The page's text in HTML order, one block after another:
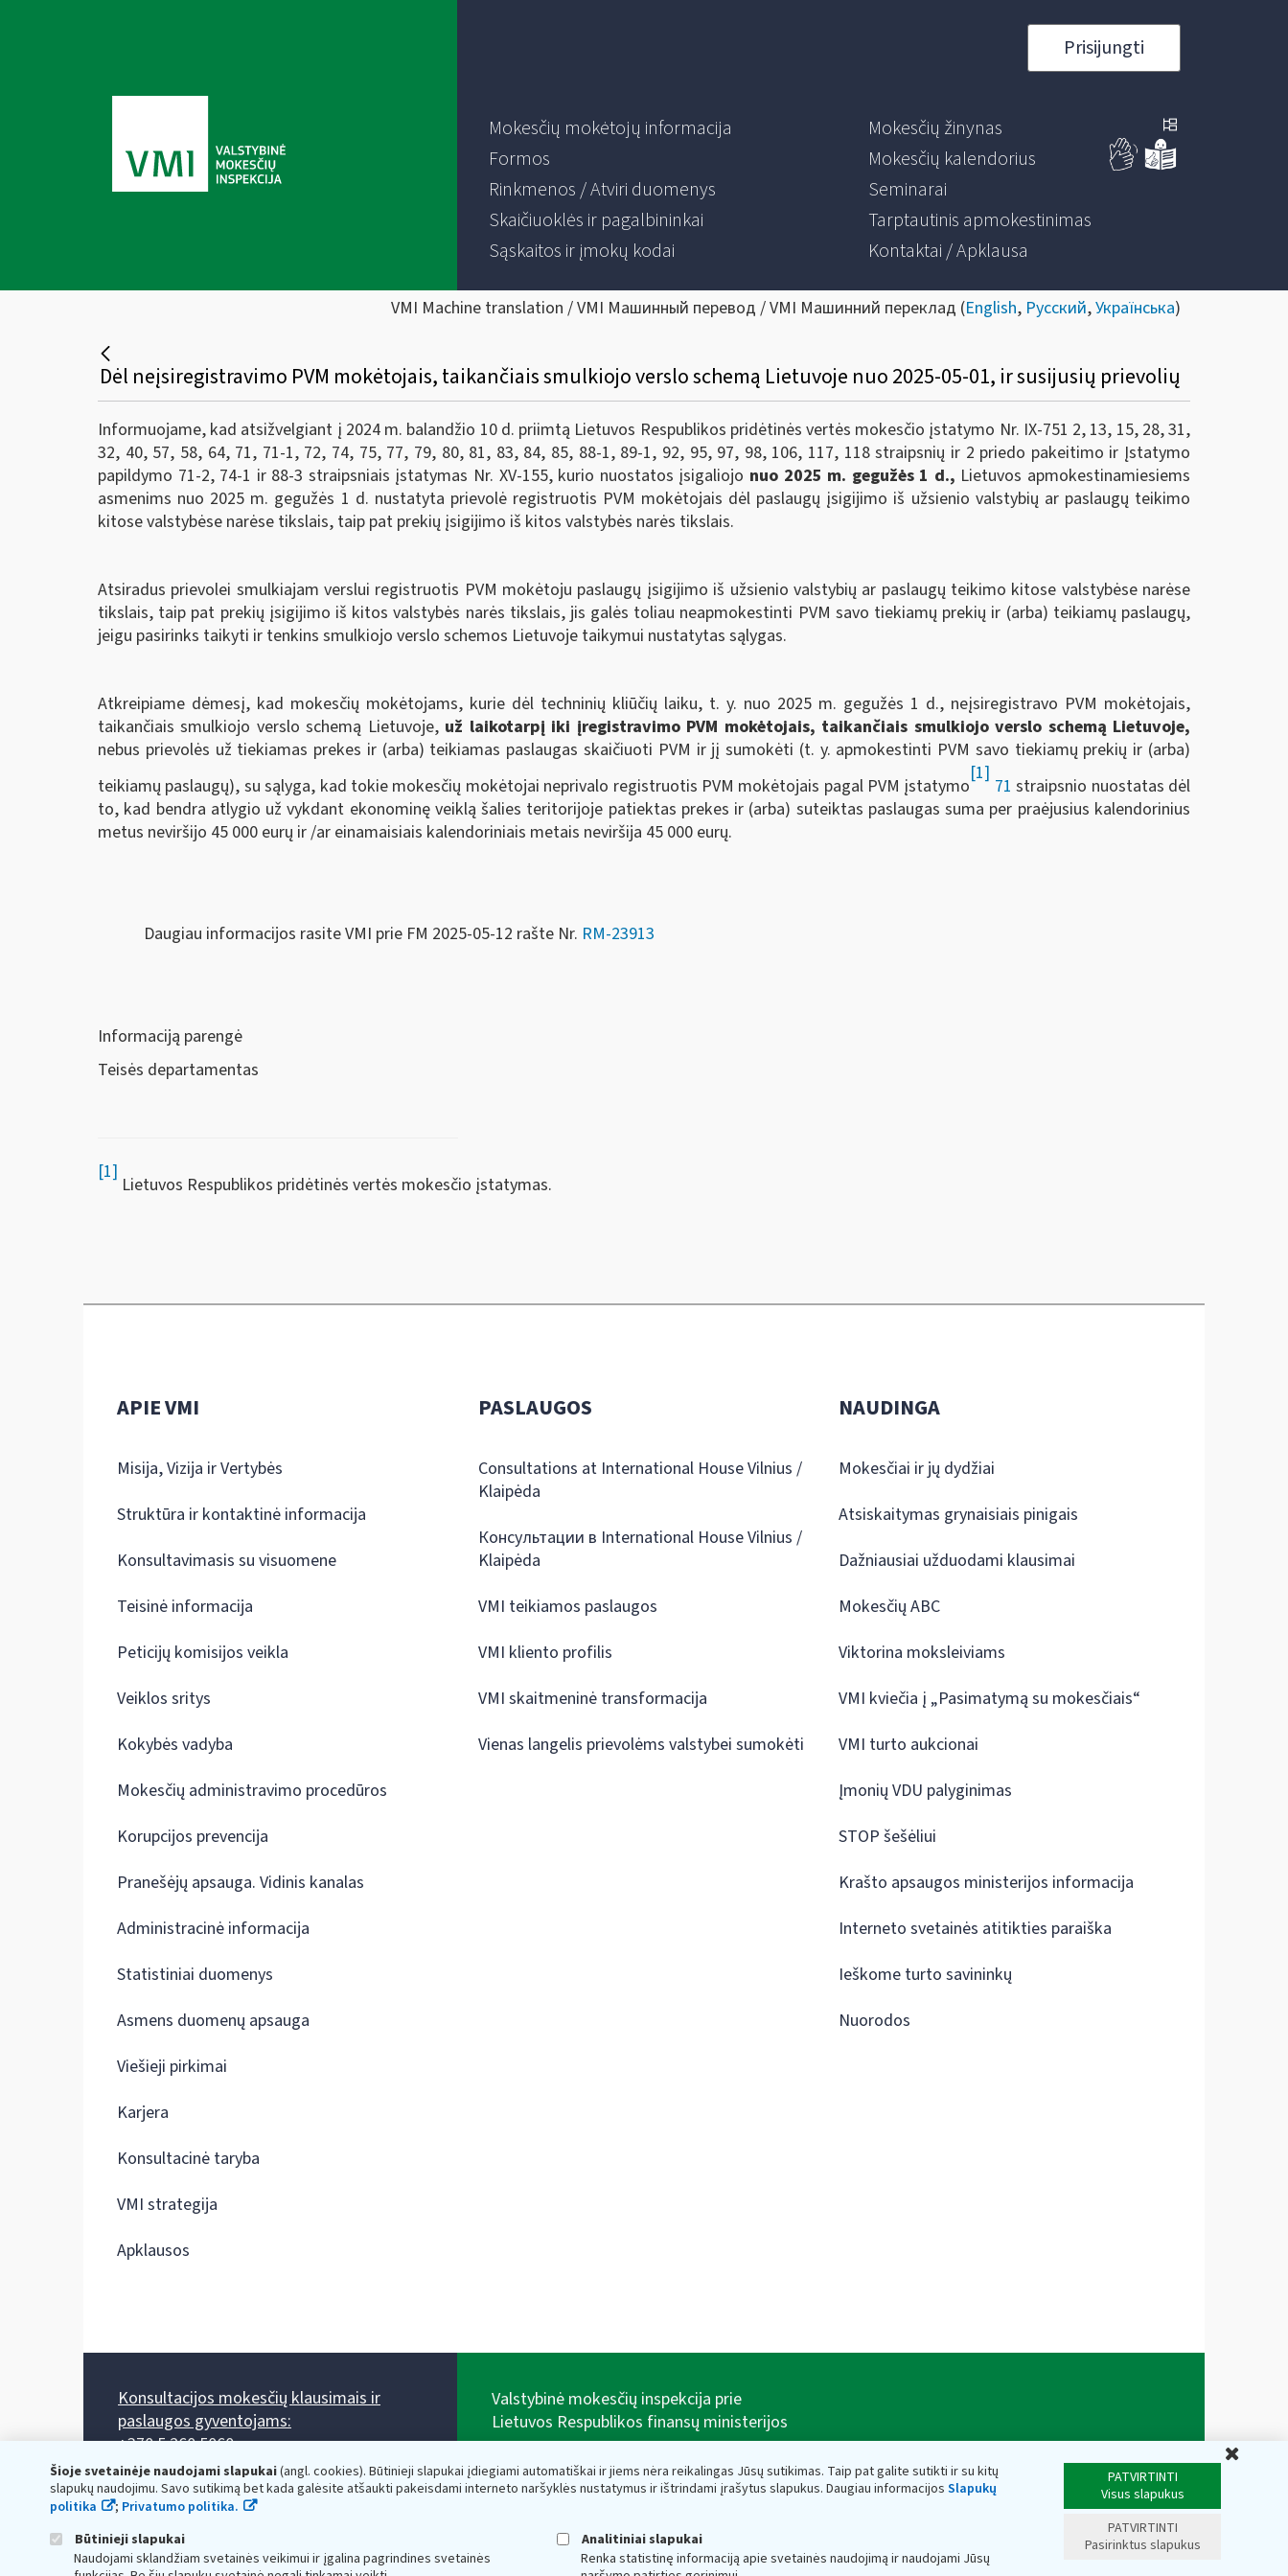
Prisijungti
Mokesčių mokėtojų informacija
Formos
Rinkmenos / Atviri duomenys
Skaičiuoklės ir pagalbininkai
Sąskaitos ir įmokų kodai
Mokesčių žinynas
Mokesčių kalendorius
Seminarai
Tarptautinis apmokestinimas
Kontaktai / Apklausa
VMI Machine translation / VMI Машинный перевод / VMI Машинний переклад (English, Русский,Українська)
Dėl neįsiregistravimo PVM mokėtojais, taikančiais smulkiojo verslo schemą Lietuvoje nuo 2025-05-01, ir susijusių prievolių
Informuojame, kad atsižvelgiant į 2024 m. balandžio 10 d. priimtą Lietuvos Respublikos pridėtinės vertės mokesčio įstatymo Nr. IX-751 2, 13, 15, 28, 31,
32, 40, 57, 58, 64, 71, 71-1, 72, 74, 75, 77, 79, 80, 81, 83, 84, 85, 88-1, 89-1, 92, 95, 97, 98, 106, 117, 118 straipsnių ir 2 priedo pakeitimo ir Įstatymo
papildymo 71-2, 74-1 ir 88-3 straipsniais įstatymas Nr. XV-155, kurio nuostatos įsigaliojo nuo 2025 m. gegužės 1 d., Lietuvos apmokestinamiesiems
asmenims nuo 2025 m. gegužės 1 d. nustatyta prievolė registruotis PVM mokėtojais dėl paslaugų įsigijimo iš užsienio valstybių ar paslaugų teikimo
kitose valstybėse narėse tikslais, taip pat prekių įsigijimo iš kitos valstybės narės tikslais.
Atsiradus prievolei smulkiajam verslui registruotis PVM mokėtoju paslaugų įsigijimo iš užsienio valstybių ar paslaugų teikimo kitose valstybėse narėse
tikslais, taip pat prekių įsigijimo iš kitos valstybės narės tikslais, jis galės toliau neapmokestinti PVM savo tiekiamų prekių ir (arba) teikiamų paslaugų,
jeigu pasirinks taikyti ir tenkins smulkiojo verslo schemos Lietuvoje taikymui nustatytas sąlygas.
Atkreipiame dėmesį, kad mokesčių mokėtojams, kurie dėl techninių kliūčių laiku, t. y. nuo 2025 m. gegužės 1 d., neįsiregistravo PVM mokėtojais,
taikančiais smulkiojo verslo schemą Lietuvoje, už laikotarpį iki įregistravimo PVM mokėtojais, taikančiais smulkiojo verslo schemą Lietuvoje,
nebus prievolės už tiekiamas prekes ir (arba) teikiamas paslaugas skaičiuoti PVM ir jį sumokėti (t. y. apmokestinti PVM savo tiekiamų prekių ir (arba)
teikiamų paslaugų), su sąlyga, kad tokie mokesčių mokėtojai neprivalo registruotis PVM mokėtojais pagal PVM įstatymo
[1]
71 straipsnio nuostatas dėl
to, kad bendra atlygio už vykdant ekonominę veiklą šalies teritorijoje patiektas prekes ir (arba) suteiktas paslaugas suma per praėjusius kalendorinius
metus neviršijo 45 000 eurų ir /ar einamaisiais kalendoriniais metais neviršija 45 000 eurų.
Daugiau informacijos rasite VMI prie FM 2025-05-12 rašte Nr. RM-23913
Informaciją parengė
Teisės departamentas
[1]
Lietuvos Respublikos pridėtinės vertės mokesčio įstatymas.
Šioje svetainėje naudojami slapukai(angl. cookies). Būtinieji slapukai įdiegiami automatiškai ir jiems nėra reikalingas Jūsų sutikimas. Taip pat galite sutikti ir su kitų
slapukų naudojimu. Savo sutikimą bet kada galėsite atšaukti pakeisdami interneto naršyklės nustatymus ir ištrindami įrašytus slapukus. Daugiau informacijos Slapukų
politika
; Privatumo politika.
Būtinieji slapukai
Naudojami sklandžiam svetainės veikimui ir įgalina pagrindines svetainės
Analitiniai slapukai
Renka statistinę informaciją apie svetainės naudojimą ir naudojami Jūsų
PATVIRTINTI
Visus slapukus
PATVIRTINTI
Pasirinktus slapukus
APIE VMI
Misija, Vizija ir Vertybės
Struktūra ir kontaktinė informacija
Konsultavimasis su visuomene
Teisinė informacija
Peticijų komisijos veikla
Veiklos sritys
Kokybės vadyba
Mokesčių administravimo procedūros
Korupcijos prevencija
Pranešėjų apsauga. Vidinis kanalas
Administracinė informacija
Statistiniai duomenys
Asmens duomenų apsauga
Viešieji pirkimai
Karjera
Konsultacinė taryba
VMI strategija
Apklausos
PASLAUGOS
Consultations at International House Vilnius /
Klaipėda
Консультации в International House Vilnius /
Klaipėda
VMI teikiamos paslaugos
VMI kliento profilis
VMI skaitmeninė transformacija
Vienas langelis prievolėms valstybei sumokėti
NAUDINGA
Mokesčiai ir jų dydžiai
Atsiskaitymas grynaisiais pinigais
Dažniausiai užduodami klausimai
Mokesčių ABC
Viktorina moksleiviams
VMI kviečia į „Pasimatymą su mokesčiais“
VMI turto aukcionai
Įmonių VDU palyginimas
STOP šešėliui
Krašto apsaugos ministerijos informacija
Interneto svetainės atitikties paraiška
Ieškome turto savininkų
Nuorodos
Konsultacijos mokesčių klausimais ir
paslaugos gyventojams:
+370 5 260 5060
Darbo laikas: I-IV 8.00-17.00, V 8.00-15.45.
Prieššventinę dieną - viena valanda trumpiau.
Kiekvieno mėnesio antrą penktadienį 8.00 val. - 12.00 val.
Mano VMI
Valstybinė mokesčių inspekcija prie
Lietuvos Respublikos finansų ministerijos
adresas: Vasario 16-osios g. 14, 01107 Vilnius, Lietuva,
el.paštas:vmi@vmi.lt, E. pristatymo dėžutės adresas
Lietuvos Respublikos finansų ministerijos kaupiami ir
saugomi Juridinių asmenų registre